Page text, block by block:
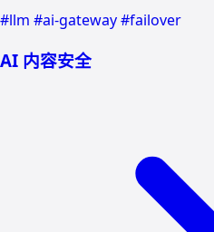
#llm #ai-gateway#failover
AI 内容安全